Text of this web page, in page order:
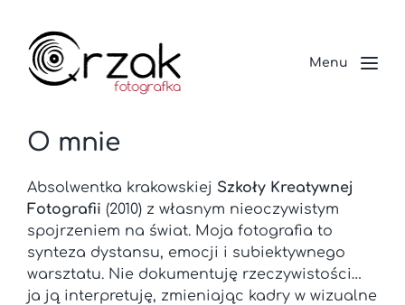
Menu
O mnie
Absolwentka krakowskiej Szkoły Kreatywnej
Fotografii (2010) z własnym nieoczywistym
spojrzeniem na świat. Moja fotografia to
synteza dystansu, emocji i subiektywnego
warsztatu. Nie dokumentuję rzeczywistości…
ja ją interpretuję, zmieniając kadry w wizualne